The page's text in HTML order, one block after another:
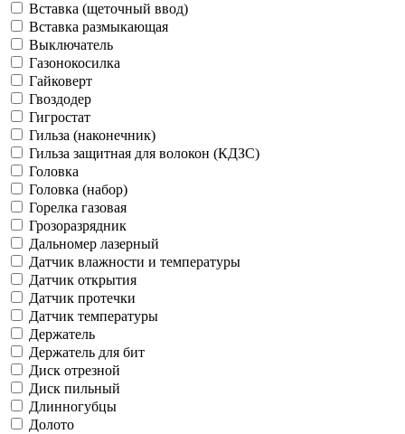
Вставка (щеточный ввод)
Вставка размыкающая
Выключатель
Газонокосилка
Гайковерт
Гвоздодер
Гигростат
Гильза (наконечник)
Гильза защитная для волокон (КДЗС)
Головка
Головка (набор)
Горелка газовая
Грозоразрядник
Дальномер лазерный
Датчик влажности и температуры
Датчик открытия
Датчик протечки
Датчик температуры
Держатель
Держатель для бит
Диск отрезной
Диск пильный
Длинногубцы
Долото